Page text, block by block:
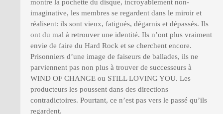
montre la pochette du disque, incroyablement non-
imaginative, les membres se regardent dans le miroir et
réalisent: ils sont vieux, fatigués, dégarnis et dépassés. Ils
ont du mal à retrouver une identité. Ils n’ont plus vraiment
envie de faire du Hard Rock et se cherchent encore.
Prisonniers d’une image de faiseurs de ballades, ils ne
parviennent pas non plus à trouver de successeurs à
WIND OF CHANGE ou STILL LOVING YOU. Les
producteurs les poussent dans des directions
contradictoires. Pourtant, ce n’est pas vers le passé qu’ils
regardent.